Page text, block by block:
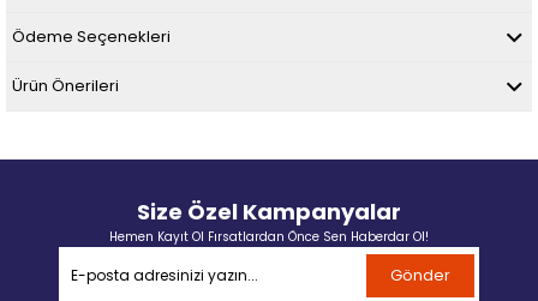
Ödeme Seçenekleri
Ürün Önerileri
Size Özel Kampanyalar
Hemen Kayıt Ol Fırsatlardan Önce Sen Haberdar Ol!
Gönder